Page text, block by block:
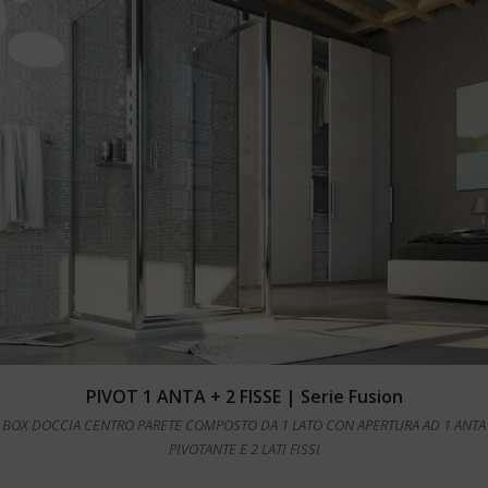
Leggi tutto
PIVOT 1 ANTA + 2 FISSE | Serie Fusion
BOX DOCCIA CENTRO PARETE COMPOSTO DA 1 LATO CON APERTURA AD 1 ANTA
PIVOTANTE E 2 LATI FISSI